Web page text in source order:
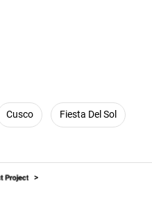
Cusco Fiesta Del Sol